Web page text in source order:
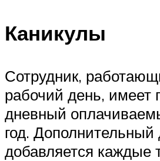
Каникулы
Сотрудник,
рабочий день, имеет
дневный
год. Дополнительный
добавляется каждые